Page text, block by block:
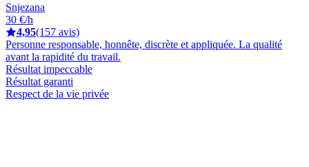
Snjezana
30 €/h
4,95(157 avis)
Personne responsable, honnête, discrète et appliquée. La qualité
avant la rapidité du travail.
Résultat impeccable
Résultat garanti
Respect de la vie privée